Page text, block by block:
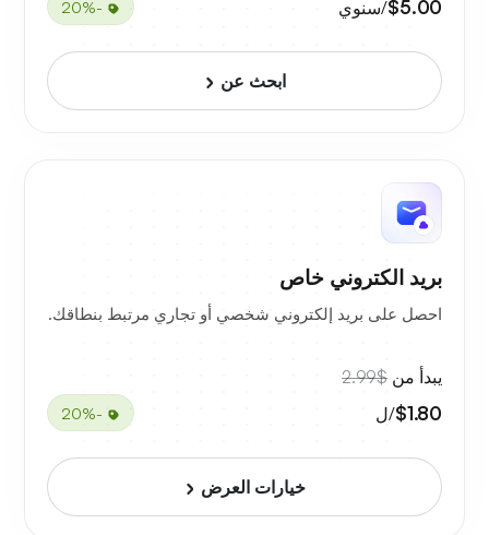
$5.00/سنوي -20%
ابحث عن
بريد الكتروني خاص
احصل على بريد إلكتروني شخصي أو تجاري مرتبط بنطاقك.
يبدأ من $2.99
$1.80/ل -20%
خيارات العرض